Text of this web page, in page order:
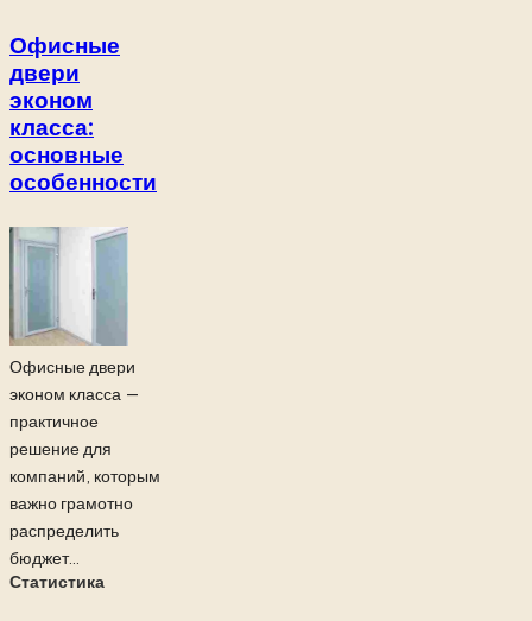
Офисные
двери
эконом
класса:
основные
особенности
Офисные двери
эконом класса —
практичное
решение для
компаний, которым
важно грамотно
распределить
бюджет...
Статистика